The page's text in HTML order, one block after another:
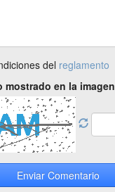
del reglamento
mostrado en la imagen
Enviar Comentario